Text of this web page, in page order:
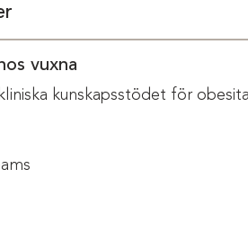
vuxna
kunskapsstödet för